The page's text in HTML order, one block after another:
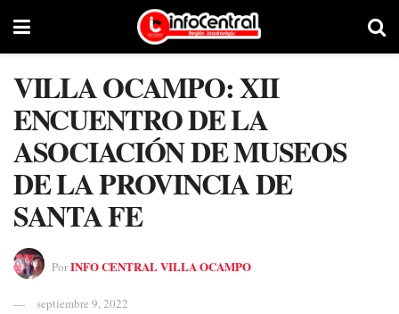
VILLA OCAMPO: XII
ENCUENTRO DE LA
ASOCIACIÓN DE MUSEOS
DE LA PROVINCIA DE
SANTA FE
PorINFO CENTRAL VILLA OCAMPO
septiembre 9, 2022